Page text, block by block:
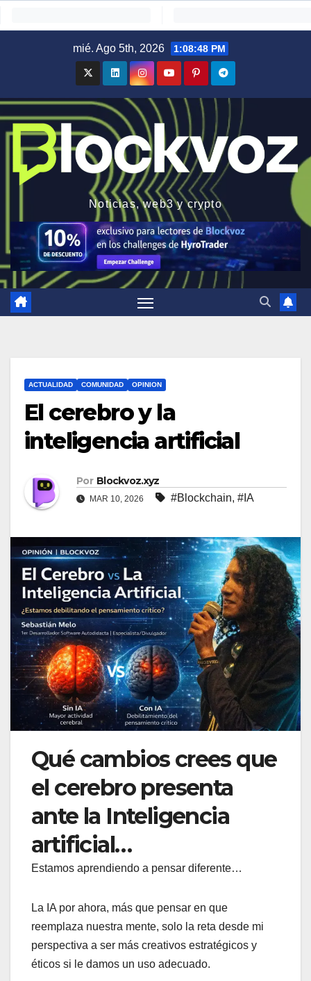
mié. Ago 5th, 2026 1:08:49 PM
Noticias, web3 y crypto
ACTUALIDAD COMUNIDAD OPINION
El cerebro y la
inteligencia artificial
Por Blockvoz.xyz
MAR 10, 2026 #Blockchain, #IA
Qué cambios crees que
el cerebro presenta
ante la Inteligencia
artificial…
Estamos aprendiendo a pensar diferente…
La IA por ahora, más que pensar en que
reemplaza nuestra mente, solo la reta desde mi
perspectiva a ser más creativos estratégicos y
éticos si le damos un uso adecuado.